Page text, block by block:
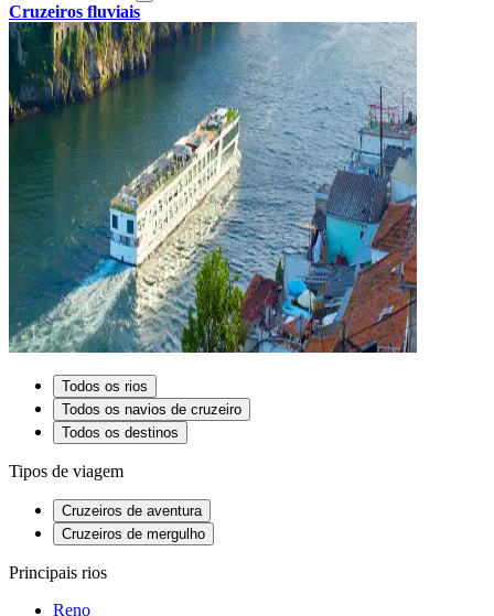
Cruzeiros fluviais
Todos os rios
Todos os navios de cruzeiro
Todos os destinos
Tipos de viagem
Cruzeiros de aventura
Cruzeiros de mergulho
Principais rios
Reno